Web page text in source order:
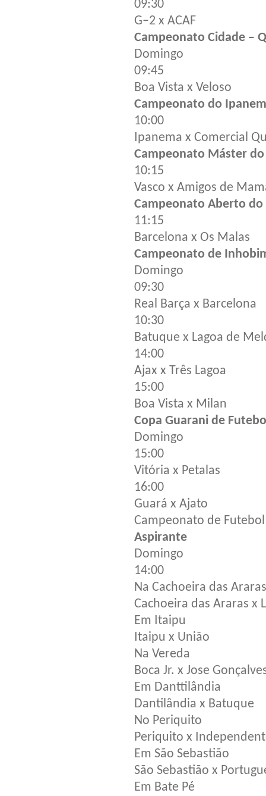
09:30
G–2 x ACAF
Campeonato Cidade –
Domingo
09:45
Boa Vista x Veloso
Campeonato do
10:00
Ipanema x Comercial
Campeonato Máster
10:15
Vasco x Amigos de
Campeonato Aberto
11:15
Barcelona x Os Malas
Campeonato de
Domingo
09:30
Real Barça x Barcelona
10:30
Batuque x Lagoa de
14:00
Ajax x Três Lagoa
15:00
Boa Vista x Milan
Copa Guarani de
Domingo
15:00
Vitória x Petalas
16:00
Guará x Ajato
Campeonato de
Aspirante
Domingo
14:00
Na Cachoeira das Araras
Cachoeira das Araras x
Em Itaipu
Itaipu x União
Na Vereda
Boca Jr. x Jose
Em Danttilândia
Dantilândia x Batuque
No Periquito
Periquito x
Em São Sebastião
São Sebastião x
Em Bate Pé